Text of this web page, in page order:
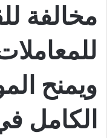
مخالفة
ويمنح
الكامل